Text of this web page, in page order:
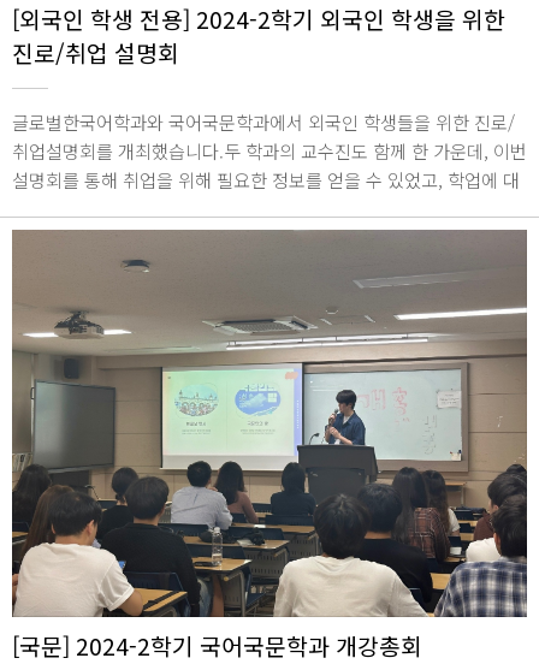
[외국인 학생 전용] 2024-2학기 외국인 학생을 위한
진로/취업 설명회
글로벌한국어학과와 국어국문학과에서 외국인 학생들을 위한 진로/
취업설명회를 개최했습니다.두 학과의 교수진도 함께 한 가운데, 이번
설명회를 통해 취업을 위해 필요한 정보를 얻을 수 있었고, 학업에 대
58호
[국문] 2024-2학기 국어국문학과 개강총회